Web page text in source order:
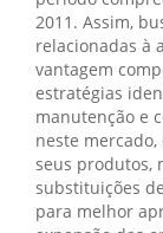
2011. Assim,
relacionadas à
vantagem
estratégias
manutenção e
neste
seus produtos,
substituições
para melhor